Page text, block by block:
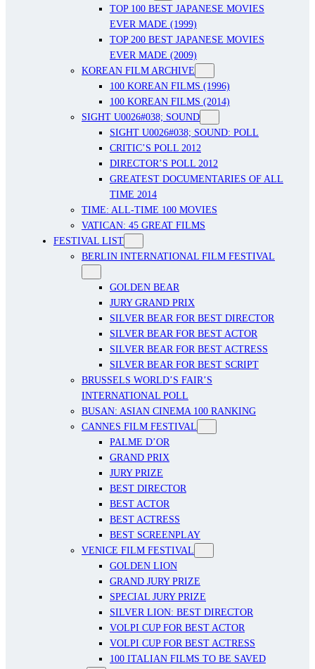
TOP 100 BEST JAPANESE MOVIES
EVER MADE (1999)
TOP 200 BEST JAPANESE MOVIES
EVER MADE (2009)
KOREAN FILM ARCHIVE
100 KOREAN FILMS (1996)
100 KOREAN FILMS (2014)
SIGHT U0026#038; SOUND
SIGHT U0026#038; SOUND: POLL
CRITIC’S POLL 2012
DIRECTOR’S POLL 2012
GREATEST DOCUMENTARIES OF ALL
TIME 2014
TIME: ALL-TIME 100 MOVIES
VATICAN: 45 GREAT FILMS
FESTIVAL LIST
BERLIN INTERNATIONAL FILM FESTIVAL
GOLDEN BEAR
JURY GRAND PRIX
SILVER BEAR FOR BEST DIRECTOR
SILVER BEAR FOR BEST ACTOR
SILVER BEAR FOR BEST ACTRESS
SILVER BEAR FOR BEST SCRIPT
BRUSSELS WORLD’S FAIR’S
INTERNATIONAL POLL
BUSAN: ASIAN CINEMA 100 RANKING
CANNES FILM FESTIVAL
PALME D’OR
GRAND PRIX
JURY PRIZE
BEST DIRECTOR
BEST ACTOR
BEST ACTRESS
BEST SCREENPLAY
VENICE FILM FESTIVAL
GOLDEN LION
GRAND JURY PRIZE
SPECIAL JURY PRIZE
SILVER LION: BEST DIRECTOR
VOLPI CUP FOR BEST ACTOR
VOLPI CUP FOR BEST ACTRESS
100 ITALIAN FILMS TO BE SAVED